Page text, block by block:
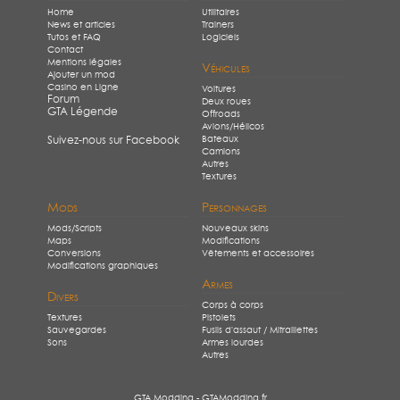
Home
News et articles
Tutos et FAQ
Contact
Mentions légales
Ajouter un mod
Casino en Ligne
Forum
GTA Légende
Suivez-nous sur Facebook
Utilitaires
Trainers
Logiciels
Véhicules
Voitures
Deux roues
Offroads
Avions/Hélicos
Bateaux
Camions
Autres
Textures
Mods
Mods/Scripts
Maps
Conversions
Modifications graphiques
Divers
Textures
Sauvegardes
Sons
Personnages
Nouveaux skins
Modifications
Vêtements et accessoires
Armes
Corps à corps
Pistolets
Fusils d'assaut / Mitraillettes
Armes lourdes
Autres
GTA Modding - GTAModding.fr